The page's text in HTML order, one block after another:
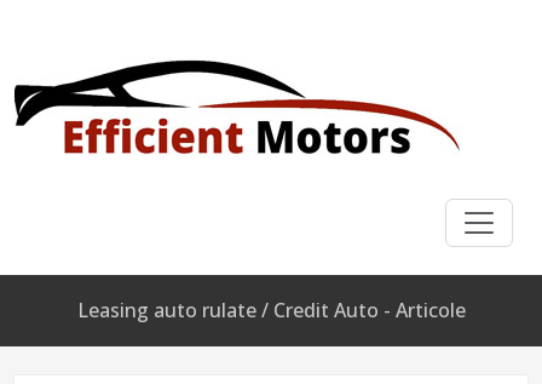
Leasing auto rulate / Credit Auto - Articole